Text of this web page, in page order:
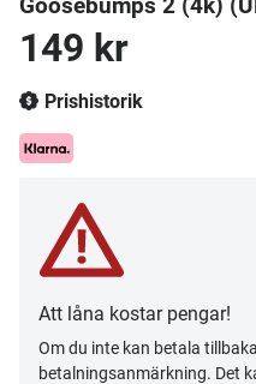
149 kr
Prishistorik
Att låna kostar pengar!
Om du inte kan betala
betalningsanmärkning. Det